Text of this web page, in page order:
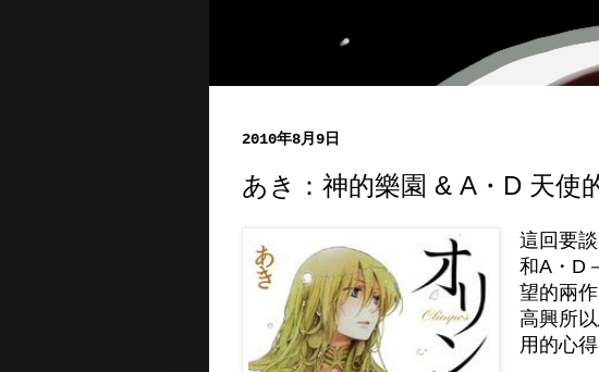
2010年8月9日
あき：神的樂園 & A・D 天使
這回要
和A・D
望的兩
高興所
用的心得